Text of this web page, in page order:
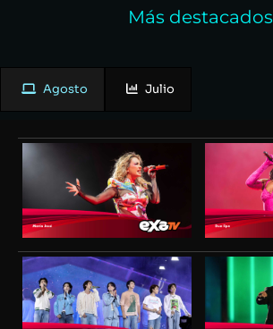
Más destacados
Agosto Julio